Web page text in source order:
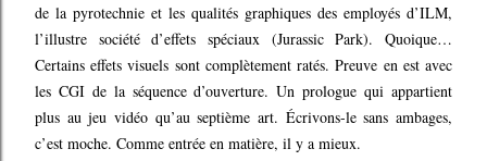
de la pyrotechnie et les qualités graphiques des employés d’ILM,
l’illustre société d’effets spéciaux (Jurassic Park). Quoique…
Certains effets visuels sont complètement ratés. Preuve en est avec
les CGI de la séquence d’ouverture. Un prologue qui appartient
plus au jeu vidéo qu’au septième art. Écrivons-le sans ambages,
c’est moche. Comme entrée en matière, il y a mieux.